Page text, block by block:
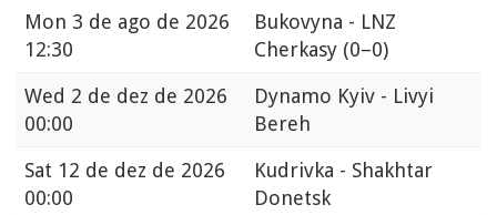
Mon 3 de ago de 2026
12:30
Bukovyna - LNZ
Cherkasy (0–0)
Wed 2 de dez de 2026
00:00
Dynamo Kyiv - Livyi
Bereh
Sat 12 de dez de 2026
00:00
Kudrivka - Shakhtar
Donetsk